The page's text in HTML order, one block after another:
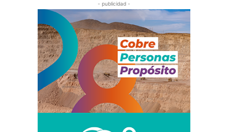
- publicidad -